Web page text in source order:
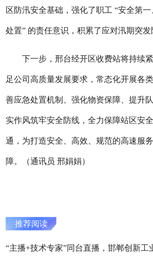
区防汛安全基础，强化了职工 “安全第
处置” 的责任意识，积累了应对汛期突发
下一步，邢台经开区收费站将持续紧
足公司高质量发展要求，常态化开展各
善应急处置机制、强化物资保障、提升
实作风筑牢安全防线，全力保障站区安
通，为打造安全、高效、规范的高速服
障。（通讯员 邢娟娟）
推荐阅读
“主播+技术专家”同台直播，邯郸创新工